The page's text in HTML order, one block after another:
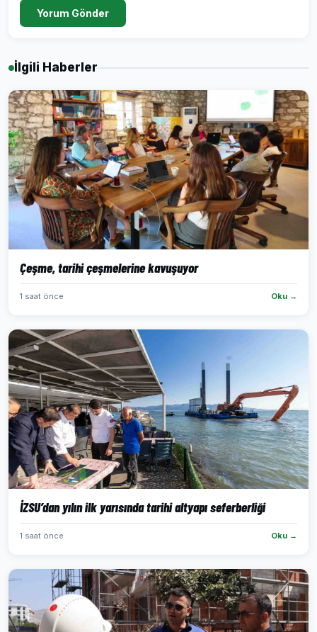
Yorum Gönder
İlgili Haberler
Çeşme, tarihi çeşmelerine kavuşuyor
1 saat önce Oku →
İZSU’dan yılın ilk yarısında tarihi altyapı seferberliği
1 saat önce Oku →